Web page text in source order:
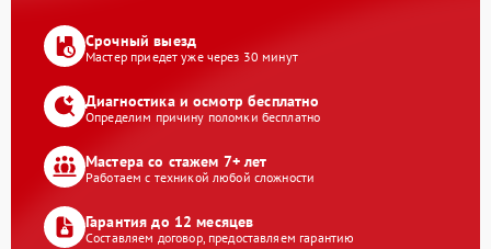
Срочный выезд
Мастер приедет уже через 30 минут
Диагностика и осмотр бесплатно
Определим причину поломки бесплатно
Мастера со стажем 7+ лет
Работаем с техникой любой сложности
Гарантия до 12 месяцев
Составляем договор, предоставляем гарантию